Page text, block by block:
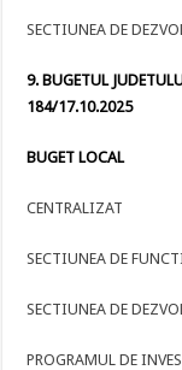
SECTIUNEA DE
9. BUGETUL
184/17.10.2025
BUGET LOCAL
CENTRALIZAT
SECTIUNEA DE
SECTIUNEA DE
PROGRAMUL DE